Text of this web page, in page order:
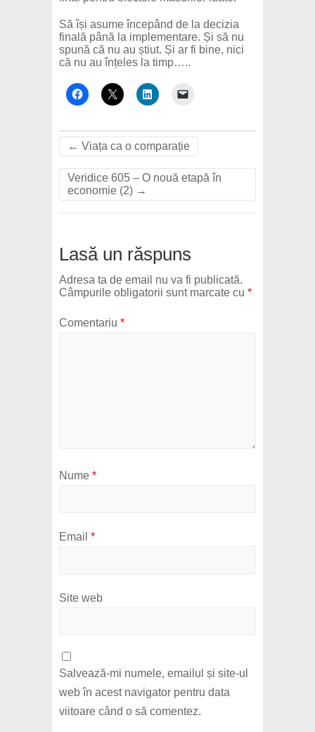
Să își asume începând de la decizia
finală până la implementare. Și să nu
spună că nu au știut. Și ar fi bine, nici
că nu au înțeles la timp…..
← Viața ca o comparație
Veridice 605 – O nouă etapă în
economie (2) →
Lasă un răspuns
Adresa ta de email nu va fi publicată.
Câmpurile obligatorii sunt marcate cu *
Comentariu *
Nume *
Email *
Site web
Salvează-mi numele, emailul și site-ul
web în acest navigator pentru data
viitoare când o să comentez.